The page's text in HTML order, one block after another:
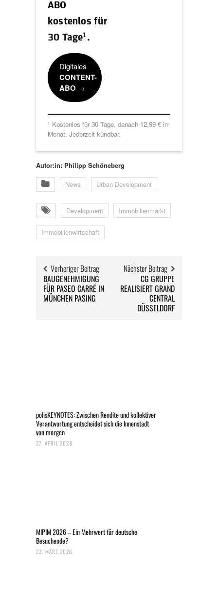
ABO
kostenlos für
30 Tage1 .
Digitales
CONTENT-
ABO →
1 Kostenlos für 30 Tage, danach 12,99 € im
Monat. Jederzeit kündbar.
Autor:in: Philipp Schöneberg
News Urban Development
Development Immobilienmarkt
Immobilienwirtschaft
Vorheriger Beitrag
BAUGENEHMIGUNG
FÜR PASEO CARRÉ IN
MÜNCHEN PASING
Nächster Beitrag
CG GRUPPE
REALISIERT GRAND
CENTRAL
DÜSSELDORF
polisKEYNOTES: Zwischen Rendite und kollektiver
Verantwortung entscheidet sich die Innenstadt
von morgen
27. APRIL 2026
MIPIM 2026 – Ein Mehrwert für deutsche
Besuchende?
23. MÄRZ 2026